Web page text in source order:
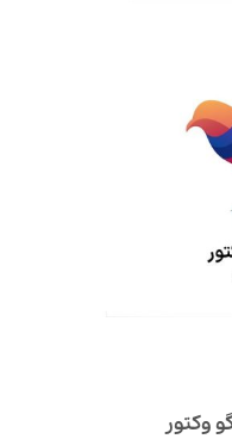
وکتور